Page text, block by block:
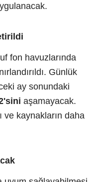
fon havuzlarında
Günlük
ay sonundaki
aşamayacak.
ve kaynakların daha